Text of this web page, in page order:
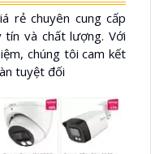
rẻ chuyên cung cấp
và chất lượng. Với
chúng tôi cam kết
tuyệt đối